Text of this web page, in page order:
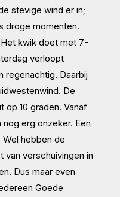
stevige wind er in;
droge momenten.
kwik doet met 7-
verloopt
regenachtig. Daarbij
De
op 10 graden. Vanaf
erg onzeker. Een
hebben de
van verschuivingen in
Dus maar even
Goede